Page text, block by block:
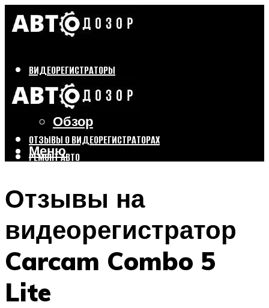
ВИДЕОРЕГИСТРАТОРЫ
Бренды
Выбор
Обзор
ОТЗЫВЫ О ВИДЕОРЕГИСТРАТОРАХ
РЕМОНТ АВТО
Меню
Отзывы на
видеорегистратор
Carcam Combo 5
Lite